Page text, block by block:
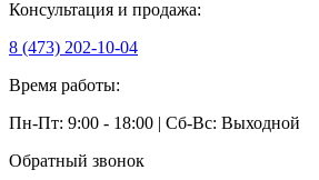
Консультация и продажа:
8 (473) 202-10-04
Время работы:
Пн-Пт: 9:00 - 18:00 | Сб-Вс: Выходной
Обратный звонок